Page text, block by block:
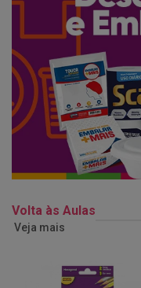
Volta às Aulas
Veja mais